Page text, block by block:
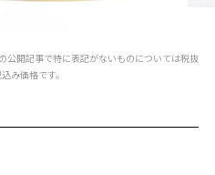
開記事で特に表記がないものについては税抜
み価格です。